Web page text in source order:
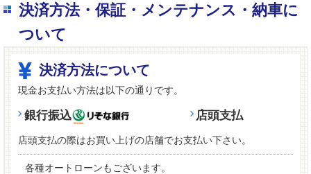
決済方法・保証・メンテナンス・納車に
ついて
決済方法について
現金お支払い方法は以下の通りです。
銀行振込 店頭支払
店頭支払の際はお買い上げの店舗でお支払い下さい。
各種オートローンもございます。